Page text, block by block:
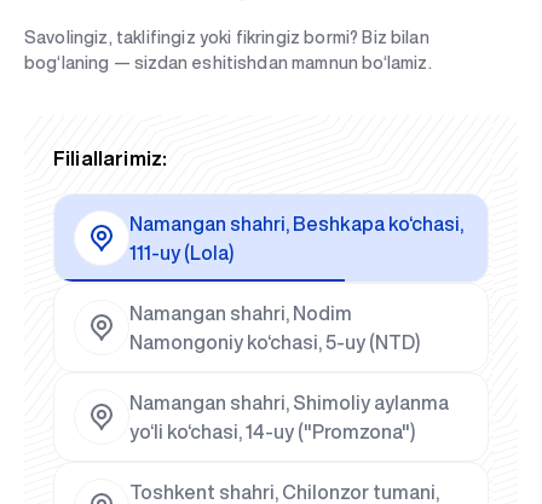
Savolingiz, taklifingiz yoki fikringiz bormi? Biz bilan
bog‘laning — sizdan eshitishdan mamnun bo‘lamiz.
Filiallarimiz:
Namangan shahri, Beshkapa ko‘chasi,
111-uy (Lola)
Namangan shahri, Nodim
Namongoniy ko‘chasi, 5-uy (NTD)
Namangan shahri, Shimoliy aylanma
yo‘li ko‘chasi, 14-uy ("Promzona")
Toshkent shahri, Chilonzor tumani,